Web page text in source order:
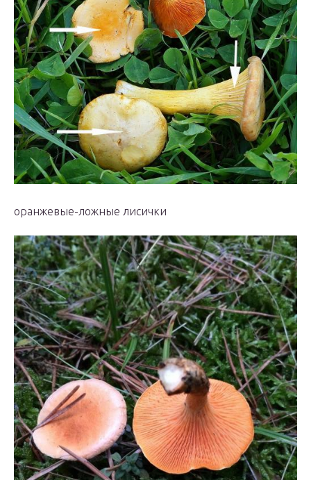
оранжевые-ложные лисички